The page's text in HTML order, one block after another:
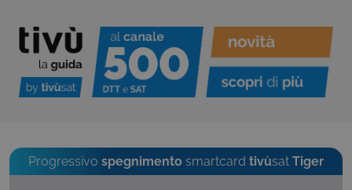
Progressivo spegnimento smartcard tivùsat Tiger